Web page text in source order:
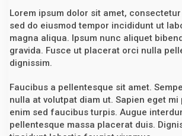
n
2
1
2
H
a
B
s
a
Lorem ipsum dolor sit amet,
sed do eiusmod tempor incididunt ut
magna aliqua. Ipsum nunc aliquet
gravida. Fusce ut placerat orci nulla
dignissim.
Faucibus a pellentesque sit amet.
nulla at volutpat diam ut. Sapien eget
enim sed faucibus turpis. Augue
pellentesque massa placerat duis.